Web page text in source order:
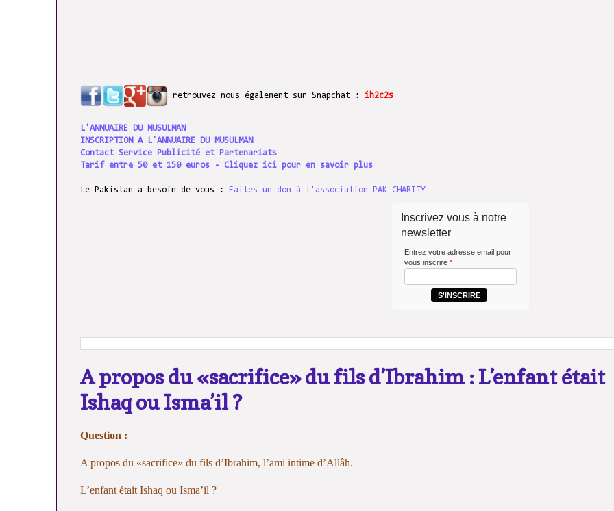
retrouvez nous également sur Snapchat : ih2c2s
L'ANNUAIRE DU MUSULMAN
INSCRIPTION A L'ANNUAIRE DU MUSULMAN
Contact Service Publicité et Partenariats
Tarif entre 50 et 150 euros - Cliquez ici pour en savoir plus
Le Pakistan a besoin de vous : Faites un don à l'association PAK CHARITY
Inscrivez vous à notre
newsletter
Entrez votre adresse email pour
vous inscrire *
S'INSCRIRE
A propos du «sacrifice» du fils d’Ibrahim : L’enfant était
Ishaq ou Isma’il ?
Question :
A propos du «sacrifice» du fils d’Ibrahim, l’ami intime d’Allâh.
L’enfant était Ishaq ou Isma’il ?